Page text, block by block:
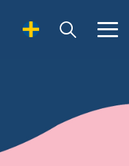
Open Search